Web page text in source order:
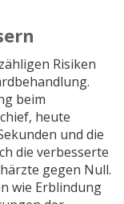
Risiken
beim
heute
und die
die verbesserte
gegen Null.
wie Erblindung